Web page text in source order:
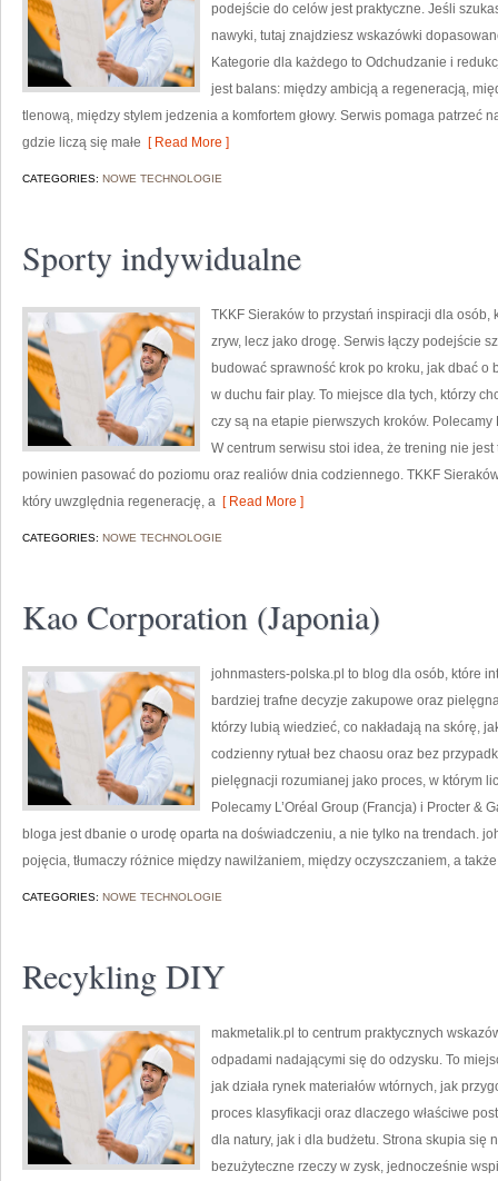
podejście do celów jest praktyczne. Jeśli
nawyki, tutaj znajdziesz wskazówki
Kategorie dla każdego to Odchudzanie i
jest balans: między ambicją a regeneracją,
tlenową, między stylem jedzenia a komfortem głowy. Serwis pomaga patrzeć
gdzie liczą się małe [ Read More ]
CATEGORIES: NOWE TECHNOLOGIE
Sporty indywidualne
TKKF Sieraków to przystań inspiracji dla
zryw, lecz jako drogę. Serwis łączy podejście
budować sprawność krok po kroku, jak dbać
w duchu fair play. To miejsce dla tych, którzy
czy są na etapie pierwszych kroków.
W centrum serwisu stoi idea, że trening nie
powinien pasować do poziomu oraz realiów dnia codziennego. TKKF
który uwzględnia regenerację, a [ Read More ]
CATEGORIES: NOWE TECHNOLOGIE
Kao Corporation (Japonia)
johnmasters-polska.pl to blog dla osób, które
bardziej trafne decyzje zakupowe oraz
którzy lubią wiedzieć, co nakładają na skórę,
codzienny rytuał bez chaosu oraz bez
pielęgnacji rozumianej jako proces, w którym
Polecamy L’Oréal Group (Francja) i Procter &
bloga jest dbanie o urodę oparta na doświadczeniu, a nie tylko na trendach.
pojęcia, tłumaczy różnice między nawilżaniem, między oczyszczaniem, a także
CATEGORIES: NOWE TECHNOLOGIE
Recykling DIY
makmetalik.pl to centrum praktycznych
odpadami nadającymi się do odzysku. To
jak działa rynek materiałów wtórnych, jak
proces klasyfikacji oraz dlaczego właściwe
dla natury, jak i dla budżetu. Strona skupia się
bezużyteczne rzeczy w zysk, jednocześnie